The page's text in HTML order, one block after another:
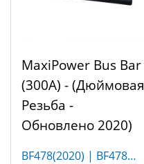
MaxiPower Bus Bar
(300A) - (дюймовая
Резьба -
Обновлено 2020)
BF478(2020) | BF478M